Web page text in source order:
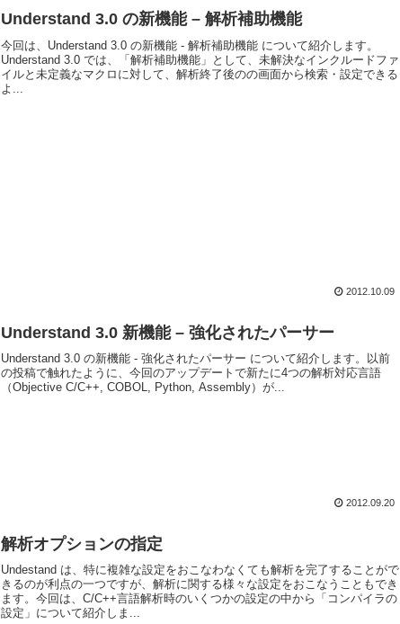
Understand 3.0 の新機能 – 解析補助機能
今回は、Understand 3.0 の新機能 - 解析補助機能 について紹介します。
Understand 3.0 では、「解析補助機能」として、未解決なインクルードファ
イルと未定義なマクロに対して、解析終了後のの画面から検索・設定できる
よ...
2012.10.09
Understand 3.0 新機能 – 強化されたパーサー
Understand 3.0 の新機能 - 強化されたパーサー について紹介します。以前
の投稿で触れたように、今回のアップデートで新たに4つの解析対応言語
（Objective C/C++, COBOL, Python, Assembly）が...
2012.09.20
解析オプションの指定
Undestand は、特に複雑な設定をおこなわなくても解析を完了することがで
きるのが利点の一つですが、解析に関する様々な設定をおこなうこともでき
ます。今回は、C/C++言語解析時のいくつかの設定の中から「コンパイラの
設定」について紹介しま...